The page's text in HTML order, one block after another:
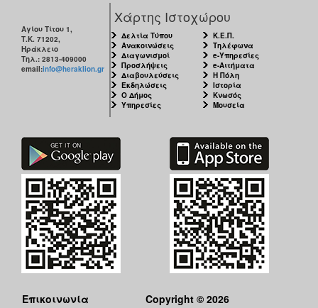
Αγίου Τίτου 1,
Τ.Κ. 71202,
Ηράκλειο
Τηλ.: 2813-409000
email:info@heraklion.gr
Χάρτης Ιστοχώρου
Δελτία Τύπου
Ανακοινώσεις
Διαγωνισμοί
Προσλήψεις
Διαβουλεύσεις
Εκδηλώσεις
Ο Δήμος
Υπηρεσίες
Κ.Ε.Π.
Τηλέφωνα
e-Υπηρεσίες
e-Αιτήματα
Η Πόλη
Ιστορία
Κνωσός
Μουσεία
Επικοινωνία Copyright © 2026